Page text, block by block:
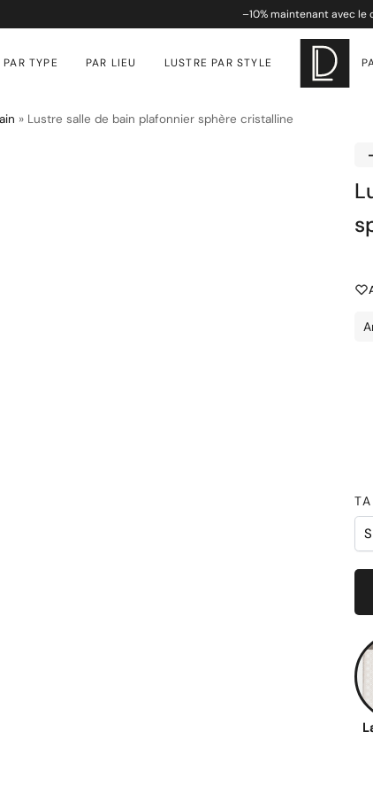
–10%maintenant avec le
PAR TYPE PAR LIEU LUSTRE PAR STYLE
» Lustre salle de bain plafonnier sphère cristalline